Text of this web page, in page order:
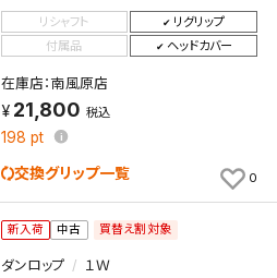
リシャフト
リグリップ
付属品
ヘッドカバー
在庫店：南風原店
21,800 税込
198 pt
交換グリップ一覧 0
新入荷 中古 買替え割対象
ダンロップ １Ｗ